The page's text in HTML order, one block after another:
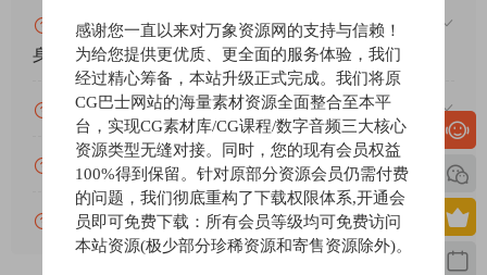
– BPM（拍速）和Key（调性）标记
– 100%免版税
‘SCHAMPAPI’采样包专为Trap和Hip-Hop音乐制作人设计，旨在
激发你的创作灵感，提供高质量的音乐素材，帮助你创作出具有
市场竞争力的音乐作品。无论是专业的音乐制作人，还是业余爱
好者，都能从这款采样包中获得所需的资源，推动你的音乐创作
向前发展。立即下载，开始你的音乐创作之旅，创作出属于你的
热门曲目！
‘CHAMPAPI’ by Smemo Sounds is a Trap sample pack loaded with
88 WAV loops and 72 MIDI files. This unique collection of Trap and
赞助包月VIP（或包年VIP）后能升级包年（或终
身VIP）吗？
为什么付款了未开通VIP会员？
账号可以分享或者借给别人用吗？
VIP会员剩余时间查询？
感谢您一直以来对万象资源网的支持与信赖！
为给您提供更优质、更全面的服务体验，我们
经过精心筹备，本站升级正式完成。我们将原
CG巴士网站的海量素材资源全面整合至本平
台，实现CG素材库/CG课程/数字音频三大核心
资源类型无缝对接。同时，您的现有会员权益
100%得到保留。针对原部分资源会员仍需付费
的问题，我们彻底重构了下载权限体系,开通会
员即可免费下载：所有会员等级均可免费访问
本站资源(极少部分珍稀资源和寄售资源除外)。